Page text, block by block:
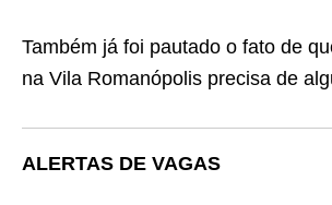
Também já foi pautado o fato de
na Vila Romanópolis precisa de
ALERTAS DE VAGAS